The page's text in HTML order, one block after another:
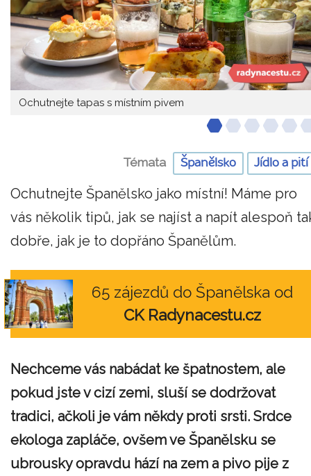
Ochutnejte tapas s místním pivem
Témata Španělsko Jídlo a pití
Ochutnejte Španělsko jako místní! Máme pro
vás několik tipů, jak se najíst a napít alespoň
dobře, jak je to dopřáno Španělům.
65 zájezdů do Španělska od
CK Radynacestu.cz
Nechceme vás nabádat ke špatnostem, ale
pokud jste v cizí zemi, sluší se dodržovat
tradici, ačkoli je vám někdy proti srsti. Srdce
ekologa zapláče, ovšem ve Španělsku se
ubrousky opravdu hází na zem a pivo pije z